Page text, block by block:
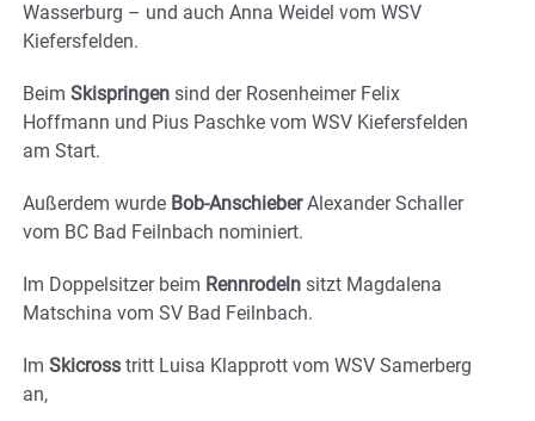
Wasserburg – und auch Anna Weidel vom WSV
Kiefersfelden.
Beim Skispringen sind der Rosenheimer Felix
Hoffmann und Pius Paschke vom WSV Kiefersfelden
am Start.
Außerdem wurde Bob-AnschieberAlexander Schaller
vom BC Bad Feilnbach nominiert.
Im Doppelsitzer beim Rennrodeln sitzt Magdalena
Matschina vom SV Bad Feilnbach.
Im Skicross tritt Luisa Klapprott vom WSV Samerberg
an,